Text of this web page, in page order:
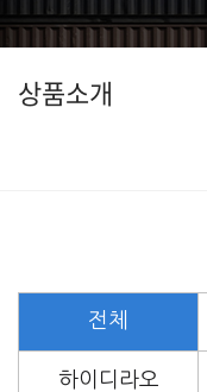
상품소개
전체
하이디라오